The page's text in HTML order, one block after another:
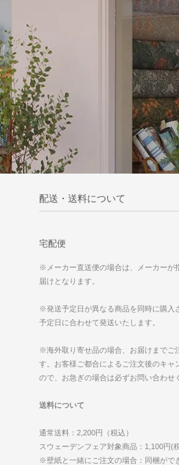
配送・送料について
宅配便
※メーカー直送便の場合は、メーカーが
届けとなります。
※発送予定日が異なる商品を同時に購入
予定日に合わせて発送いたします。
※海外取り寄せ品の場合、お届けまでご
す。お客様ご都合によるご注文後のキャ
ので、お急ぎの場合は必ずお問い合わせ
送料について
通常送料：2,200円（税込）
スウェーデンフェア対象商品：1,100円(税
※壁紙と一緒にご注文の場合：同梱がで